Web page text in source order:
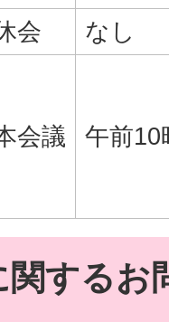
会 なし
会議 午前10
関するお